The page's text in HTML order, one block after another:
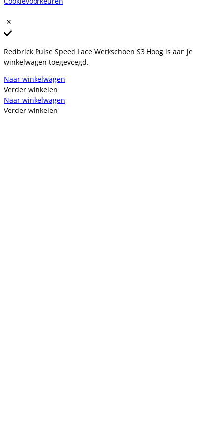
Redbrick Pulse Speed Lace Werkschoen S3 Hoog is aan je
winkelwagen toegevoegd.
Naar winkelwagen
Verder winkelen
Naar winkelwagen
Verder winkelen